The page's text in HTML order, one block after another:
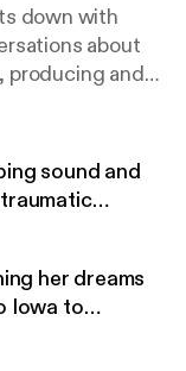
down with
about
producing and
how
sound and
her dreams
Iowa to